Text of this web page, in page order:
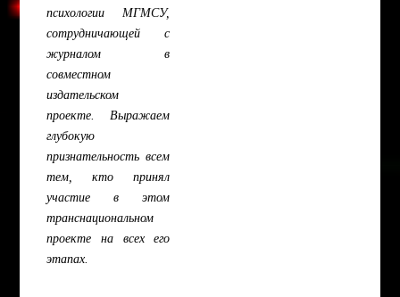
психологии МГМСУ,
сотрудничающей с
журналом в
совместном
издательском
проекте. Выражаем
глубокую
признательность всем
тем, кто принял
участие в этом
транснациональном
проекте на всех его
этапах.